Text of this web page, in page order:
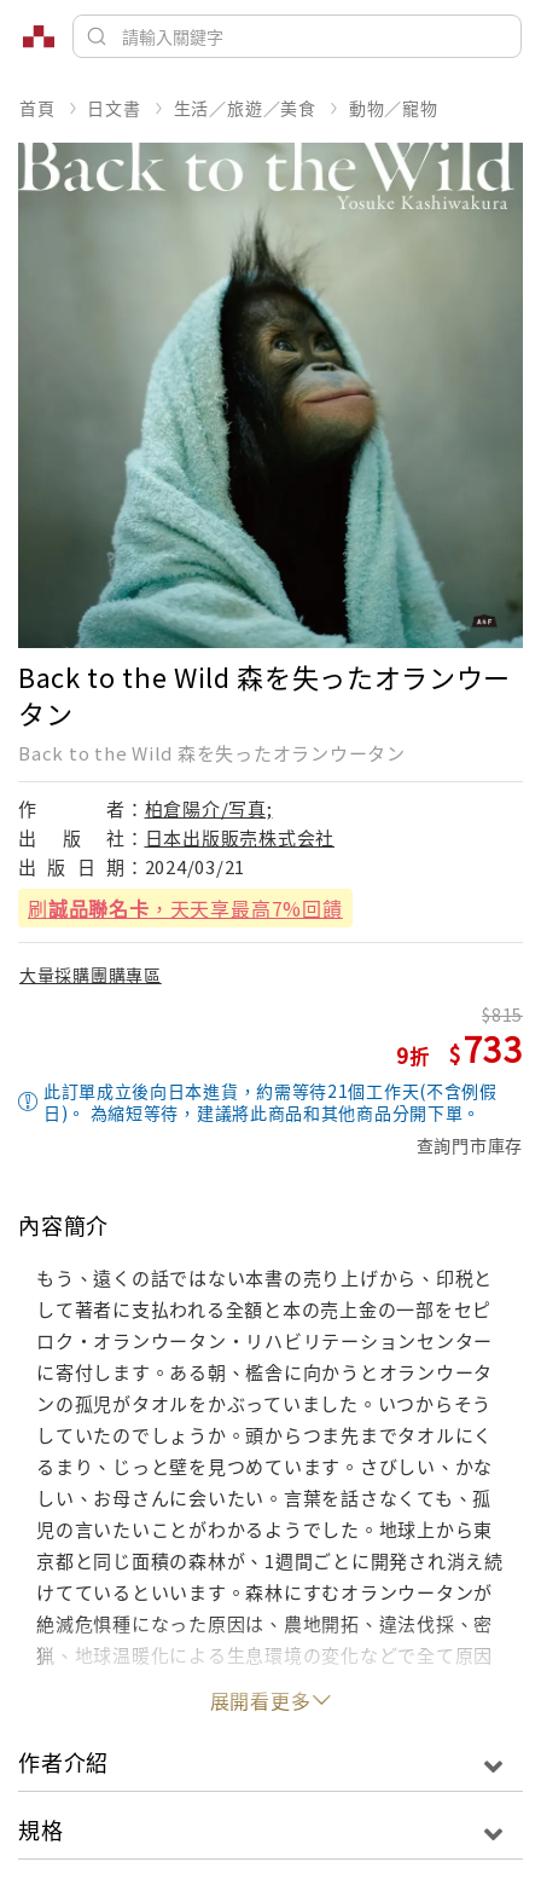
首頁 日文書 生活／旅遊／美食 動物／寵物
Back to the Wild 森を失ったオランウー
タン
Back to the Wild 森を失ったオランウータン
作 者： 柏倉陽介/写真;
出
版 社： 日本出版販売株式会社
出 版 日 期： 2024/03/21
刷誠品聯名卡 ，天天享最高7%回饋
大量採購團購專區
9
815
733
此訂單成立後向日本進貨，約需等待21個工作天(不含例假
日)。 為縮短等待，建議將此商品和其他商品分開下單。
查詢門市庫存
內容簡介
もう、遠くの話ではない本書の売り上げから、印税と
して著者に支払われる全額と本の売上金の一部をセピ
ロク・オランウータン・リハビリテーションセンター
に寄付します。ある朝、檻舎に向かうとオランウータ
ンの孤児がタオルをかぶっていました。いつからそう
していたのでしょうか。頭からつま先までタオルにく
るまり、じっと壁を見つめています。さびしい、かな
しい、お母さんに会いたい。言葉を話さなくても、孤
児の言いたいことがわかるようでした。地球上から東
京都と同じ面積の森林が、1週間ごとに開発され消え続
けてているといいます。森林にすむオランウータンが
絶滅危惧種になった原因は、農地開拓、違法伐採、密
猟、地球温暖化による生息環境の変化などで全て原因
は人によるものです。(中略)絶滅危惧種になっている
オランウータンの命運は、そのまま人類の未来に繋が
るシンボルといえます。持続可能な生活を築いていく
上で、オランウータンを見守る活動に協力することは
ます。 ある朝、檻舎に向かうとオランウータンの孤児
展開看更多
作者介紹
規格